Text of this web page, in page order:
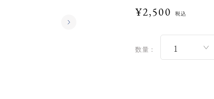
¥2,500 税込
数量：